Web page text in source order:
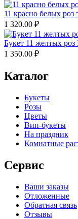
11 красно белых роз
1 320.00 ₽
Букет 11 желтых
1 350.00 ₽
Каталог
Букеты
Розы
Цветы
Вип-букеты
На праздник
Комнатные
Сервис
Ваши заказы
Отложенные
Обратная связь
Отзывы